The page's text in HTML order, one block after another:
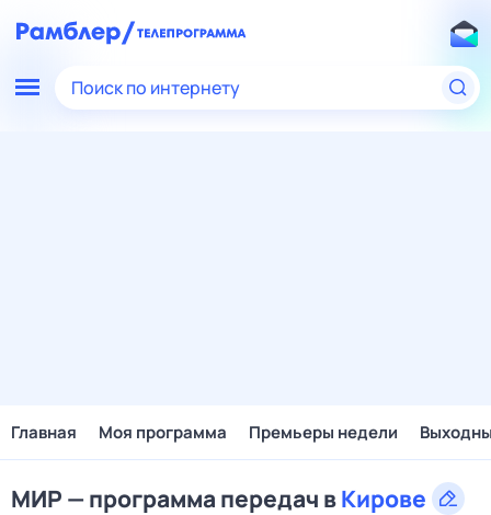
Поиск по интернету
Главная Моя программа Премьеры недели
МИР — программа передач вКирове